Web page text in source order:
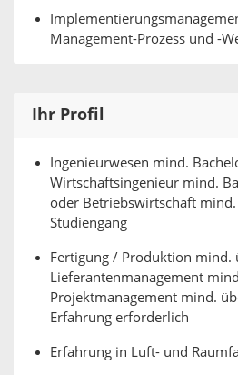
Management-Prozess und -
Ihr Profil
Ingenieurwesen mind.
Wirtschaftsingenieur mind.
oder Betriebswirtschaft
Studiengang
Fertigung / Produktion mind.
Lieferantenmanagement
Projektmanagement mind.
Erfahrung erforderlich
Erfahrung in Luft- und